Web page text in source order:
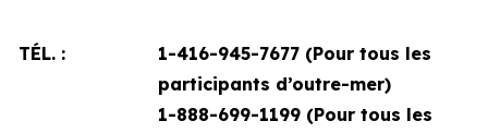
TÉL. :
1-416-945-7677 (Pour tous les
participants d’outre-mer)
1-888-699-1199 (Pour tous les